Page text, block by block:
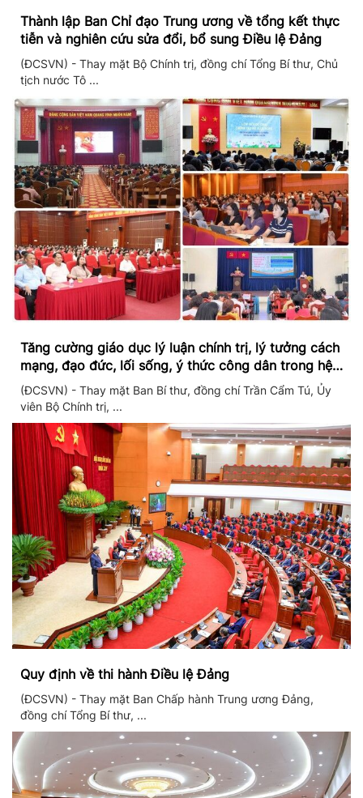
Thành lập Ban Chỉ đạo Trung ương về tổng kết thực
tiễn và nghiên cứu sửa đổi, bổ sung Điều lệ Đảng
(ĐCSVN) - Thay mặt Bộ Chính trị, đồng chí Tổng Bí thư, Chủ
tịch nước Tô ...
Tăng cường giáo dục lý luận chính trị, lý tưởng cách
mạng, đạo đức, lối sống, ý thức công dân trong hệ
thống giáo dục quốc dân
(ĐCSVN) - Thay mặt Ban Bí thư, đồng chí Trần Cẩm Tú, Ủy
viên Bộ Chính trị, ...
Quy định về thi hành Điều lệ Đảng
(ĐCSVN) - Thay mặt Ban Chấp hành Trung ương Đảng,
đồng chí Tổng Bí thư, ...